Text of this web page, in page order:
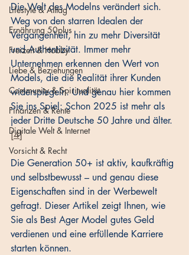
Lifestyle & Alltag
Ernährung 50plus
Freizeit & Hobby
Liebe & Beziehungen
Community & Spiritualität
Finanzen & Rente
Digitale Welt & Internet
Vorsicht & Recht
Die Welt des Modelns verändert sich.
Weg von den starren Idealen der
Vergangenheit, hin zu mehr Diversität
und Authentizität. Immer mehr
Unternehmen erkennen den Wert von
Models, die die Realität ihrer Kunden
widerspiegeln. Und genau hier kommen
Sie ins Spiel: Schon 2025 ist mehr als
jeder Dritte Deutsche 50 Jahre und älter.
[4]
Die Generation 50+ ist aktiv, kaufkräftig
und selbstbewusst – und genau diese
Eigenschaften sind in der Werbewelt
gefragt. Dieser Artikel zeigt Ihnen, wie
Sie als Best Ager Model gutes Geld
verdienen und eine erfüllende Karriere
starten können.